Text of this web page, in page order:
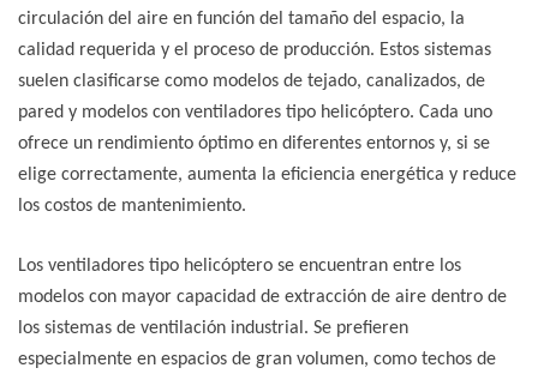
circulación del aire en función del tamaño del espacio, la
calidad requerida y el proceso de producción. Estos sistemas
suelen clasificarse como modelos de tejado, canalizados, de
pared y modelos con ventiladores tipo helicóptero. Cada uno
ofrece un rendimiento óptimo en diferentes entornos y, si se
elige correctamente, aumenta la eficiencia energética y reduce
los costos de mantenimiento.
Los ventiladores tipo helicóptero se encuentran entre los
modelos con mayor capacidad de extracción de aire dentro de
los sistemas de ventilación industrial. Se prefieren
especialmente en espacios de gran volumen, como techos de